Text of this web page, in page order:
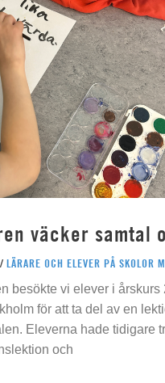
väcker samtal
LÄRARE OCH ELEVER PÅ SKOLOR
besökte vi elever i
för att ta del av en
Eleverna hade tidigare
och